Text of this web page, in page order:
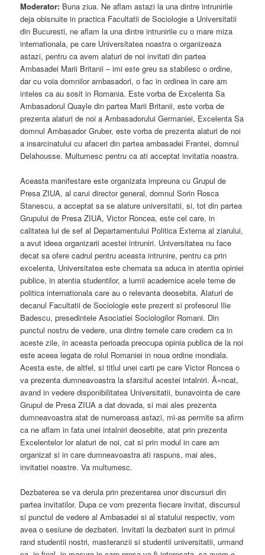
Moderator: Buna ziua. Ne aflam astazi la una dintre intrunirile
deja obisnuite in practica Facultatii de Sociologie a Universitatii
din Bucuresti, ne aflam la una dintre intrunirile cu o mare miza
internationala, pe care Universitatea noastra o organizeaza
astazi, pentru ca avem alaturi de noi invitati din partea
Ambasadei Marii Britanii – imi este greu sa stabilesc o ordine,
dar cu voia domnilor ambasadori, o fac in ordinea in care am
inteles ca au sosit in Romania. Este vorba de Excelenta Sa
Ambasadorul Quayle din partea Marii Britanii, este vorba de
prezenta alaturi de noi a Ambasadorului Germaniei, Excelenta Sa
domnul Ambasador Gruber, este vorba de prezenta alaturi de noi
a insarcinatului cu afaceri din partea ambasadei Frantei, domnul
Delahousse. Multumesc pentru ca ati acceptat invitatia noastra.
Aceasta manifestare este organizata impreuna cu Grupul de
Presa ZIUA, al carui director general, domnul Sorin Rosca
Stanescu, a acceptat sa se alature universitatii, si, tot din partea
Grupului de Presa ZIUA, Victor Roncea, este cel care, in
calitatea lui de sef al Departamentului Politica Externa al ziarului,
a avut ideea organizarii acestei intruniri. Universitatea nu face
decat sa ofere cadrul pentru aceasta intrunire, pentru ca prin
excelenta, Universitatea este chemata sa aduca in atentia opiniei
publice, in atentia studentilor, a lumii academice acele teme de
politica internationala care au o relevanta deosebita. Alaturi de
decanul Facultatii de Sociologie este prezent si profesorul Ilie
Badescu, presedintele Asociatiei Sociologilor Romani. Din
punctul nostru de vedere, una dintre temele care credem ca in
aceste zile, in aceasta perioada preocupa opinia publica de la noi
este aceea legata de rolul Romaniei in noua ordine mondiala.
Acesta este, de altfel, si titlul unei carti pe care Victor Roncea o
va prezenta dumneavoastra la sfarsitul acestei intalniri. Ã«ncat,
avand in vedere disponibilitatea Universitatii, bunavointa de care
Grupul de Presa ZIUA a dat dovada, si mai ales prezenta
dumneavoastra atat de numeroasa astazi, mi-as permite sa afirm
ca ne aflam in fata unei intalniri deosebite, atat prin prezenta
Excelentelor lor alaturi de noi, cat si prin modul in care am
organizat si in care dumneavoastra ati raspuns, mai ales,
invitatiei noastre. Va multumesc.
Dezbaterea se va derula prin prezentarea unor discursuri din
partea invitatilor. Dupa ce vom prezenta fiecare invitat, discursul
si punctul de vedere al Ambasadei si al statului respectiv, vom
avea o sesiune de dezbateri. Invitati la dezbateri sunt in primul
rand studentii nostri, masteranzii si studentii universitatii, urmand